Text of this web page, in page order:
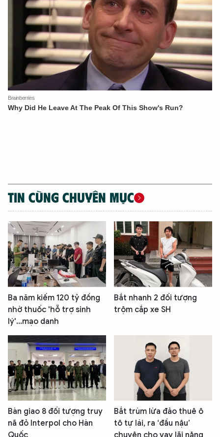
TIN CÙNG CHUYÊN MỤC
Ba năm kiếm 120 tỷ đồng
nhờ thuốc 'hỗ trợ sinh
lý'...mạo danh
Bắt nhanh 2 đối tượng
trộm cắp xe SH
Bàn giao 8 đối tượng truy
nã đỏ Interpol cho Hàn
Bắt trùm lừa đảo thuê ô
tô tự lái, ra ‘đầu nậu’